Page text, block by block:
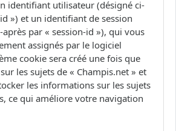
identifiant utilisateur (désigné ci-
») et un identifiant de session
par « session-id »), qui vous
assignés par le logiciel
cookie sera créé une fois que
les sujets de « Champis.net » et
les informations sur les sujets
ce qui améliore votre navigation